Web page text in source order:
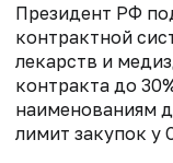
Президент РФ
контрактной
лекарств и
контракта до
наименованиям
лимит закупок